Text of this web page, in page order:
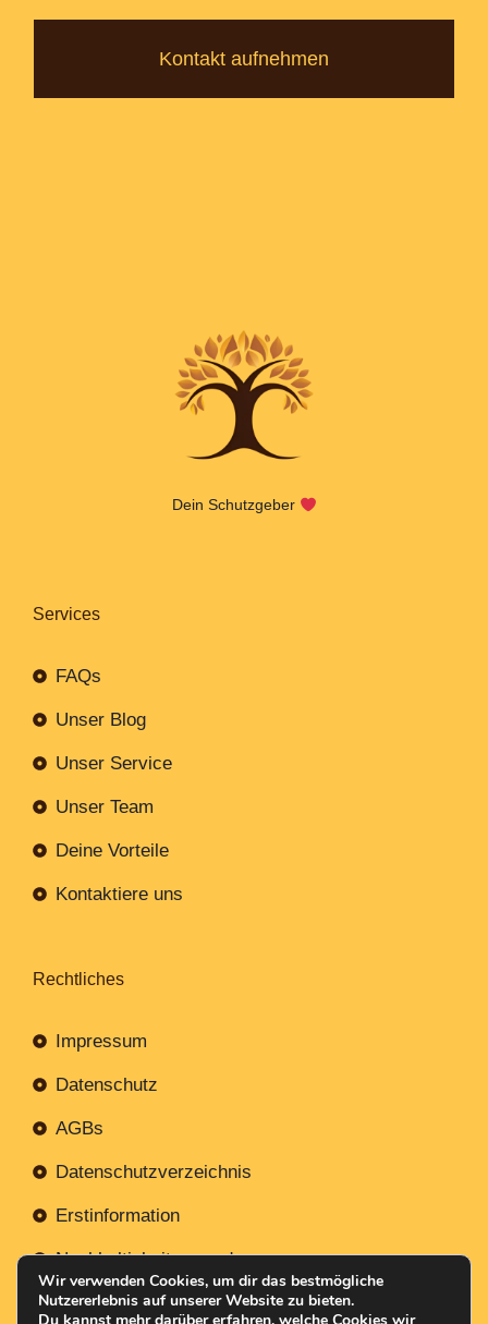
Kontakt aufnehmen
Dein Schutzgeber
Services
FAQs
Unser Blog
Unser Service
Unser Team
Deine Vorteile
Kontaktiere uns
Rechtliches
Impressum
Datenschutz
AGBs
Datenschutzverzeichnis
Erstinformation
Nachhaltigkeitsverordnung
Wir verwenden Cookies, um dir das bestmögliche
Nutzererlebnis auf unserer Website zu bieten.